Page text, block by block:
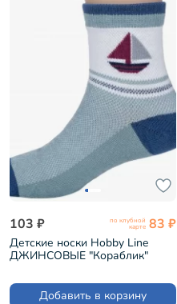
103 ₽ по клубной
карте 83 ₽
Детские носки Hobby Line
ДЖИНСОВЫЕ "Кораблик"
Добавить в корзину